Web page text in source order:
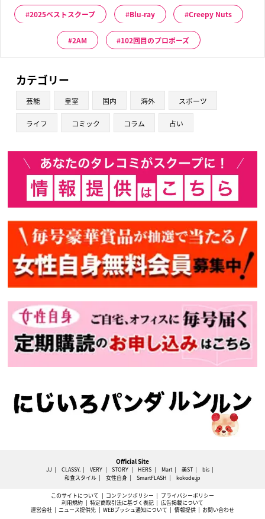
2025ベストスクープ Blu-ray Creepy Nuts
2AM 102回目のプロポーズ
カテゴリー
芸能 皇室 国内 海外 スポーツ
ライフ コミック コラム 占い
Official Site
JJ CLASSY. VERY STORY HERS Mart 美ST
bis
和食スタイル
女性自身 SmartFLASH kokode.jp
このサイトについて コンテンツポリシー
プライバシーポリシー
利用規約
特定商取引法に基づく表記
広告掲載について
運営会社
ニュース提供先 WEBプッシュ通知について 情報提供 お問い合わせ